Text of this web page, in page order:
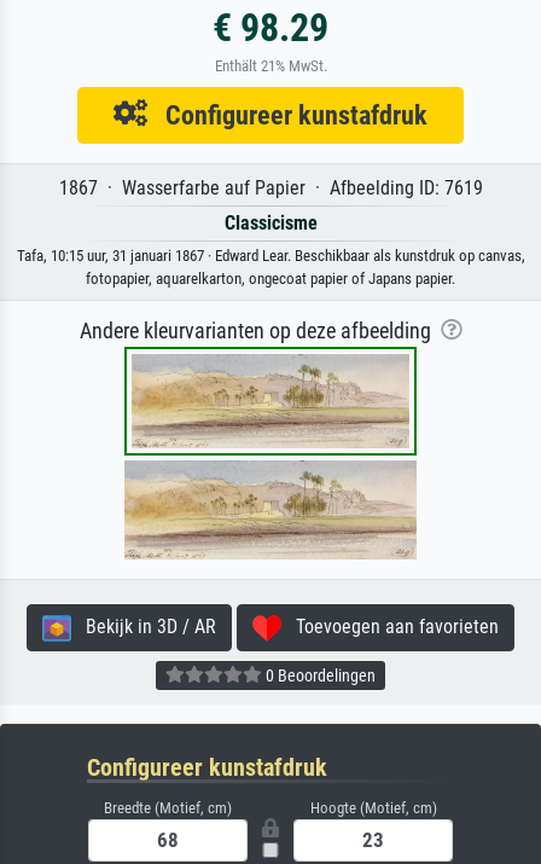
€ 98.29
Enthält 21% MwSt.
Configureer kunstafdruk
1867 · Wasserfarbe auf Papier · Afbeelding ID: 7619
Classicisme
Tafa, 10:15 uur, 31 januari 1867 · Edward Lear. Beschikbaar als kunstdruk op canvas,
fotopapier, aquarelkarton, ongecoat papier of Japans papier.
Andere kleurvarianten op deze afbeelding
Bekijk in 3D / AR Toevoegen aan favorieten
0 Beoordelingen
Configureer kunstafdruk
Breedte (Motief, cm) Hoogte (Motief, cm)